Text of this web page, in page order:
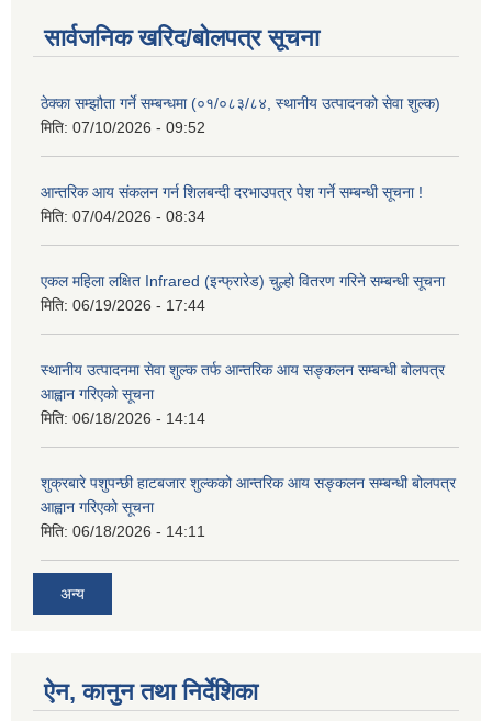
सार्वजनिक खरिद/बोलपत्र सूचना
ठेक्का सम्झौता गर्ने सम्बन्धमा (०१/०८३/८४, स्थानीय उत्पादनको सेवा शुल्क)
मिति: 07/10/2026 - 09:52
आन्तरिक आय संकलन गर्न शिलबन्दी दरभाउपत्र पेश गर्ने सम्बन्धी सूचना !
मिति: 07/04/2026 - 08:34
एकल महिला लक्षित Infrared (इन्फ्रारेड) चुल्हो वितरण गरिने सम्बन्धी सूचना
मिति: 06/19/2026 - 17:44
स्थानीय उत्पादनमा सेवा शुल्क तर्फ आन्तरिक आय सङ्कलन सम्बन्धी बोलपत्र
आह्वान गरिएको सूचना
मिति: 06/18/2026 - 14:14
शुक्रबारे पशुपन्छी हाटबजार शुल्कको आन्तरिक आय सङ्कलन सम्बन्धी बोलपत्र
आह्वान गरिएको सूचना
मिति: 06/18/2026 - 14:11
अन्य
ऐन, कानुन तथा निर्देशिका